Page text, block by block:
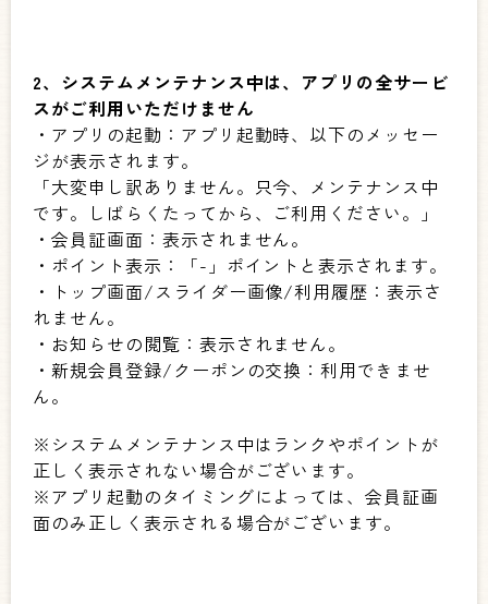
2、システムメンテナンス中は、アプリの全サービ
スがご利用いただけません
・アプリの起動：アプリ起動時、以下のメッセー
ジが表示されます。
「大変申し訳ありません。只今、メンテナンス中
です。しばらくたってから、ご利用ください。」
・会員証画面：表示されません。
・ポイント表示：「-」ポイントと表示されます。
・トップ画面/スライダー画像/利用履歴：表示さ
れません。
・お知らせの閲覧：表示されません。
・新規会員登録/クーポンの交換：利用できませ
ん。
※システムメンテナンス中はランクやポイントが
正しく表示されない場合がございます。
※アプリ起動のタイミングによっては、会員証画
面のみ正しく表示される場合がございます。